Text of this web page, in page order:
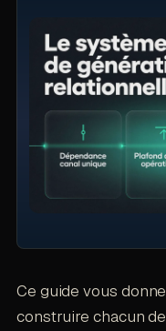
Ce guide vous
construire chacun